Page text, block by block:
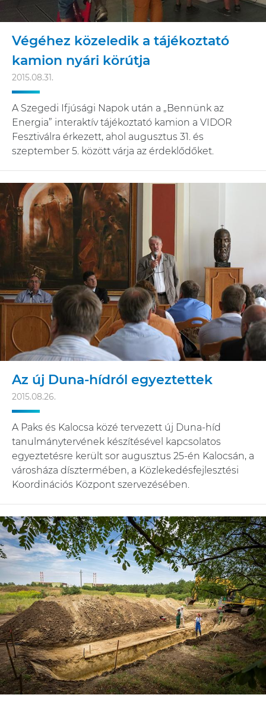
Végéhez közeledik a tájékoztató
kamion nyári körútja
2015.08.31.
A Szegedi Ifjúsági Napok után a „Bennünk az
Energia” interaktív tájékoztató kamion a VIDOR
Fesztiválra érkezett, ahol augusztus 31. és
szeptember 5. között várja az érdeklődőket.
Az új Duna-hídról egyeztettek
2015.08.26.
A Paks és Kalocsa közé tervezett új Duna-híd
tanulmánytervének készítésével kapcsolatos
egyeztetésre került sor augusztus 25-én Kalocsán, a
városháza dísztermében, a Közlekedésfejlesztési
Koordinációs Központ szervezésében.